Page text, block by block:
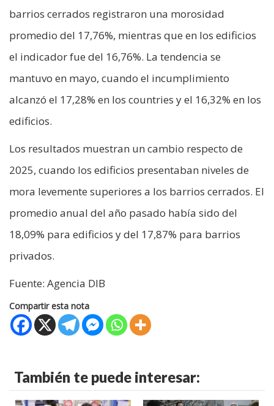
barrios cerrados registraron una morosidad
promedio del 17,76%, mientras que en los edificios
el indicador fue del 16,76%. La tendencia se
mantuvo en mayo, cuando el incumplimiento
alcanzó el 17,28% en los countries y el 16,32% en los
edificios.
Los resultados muestran un cambio respecto de
2025, cuando los edificios presentaban niveles de
mora levemente superiores a los barrios cerrados. El
promedio anual del año pasado había sido del
18,09% para edificios y del 17,87% para barrios
privados.
Fuente: Agencia DIB
Compartir esta nota
También te puede interesar: